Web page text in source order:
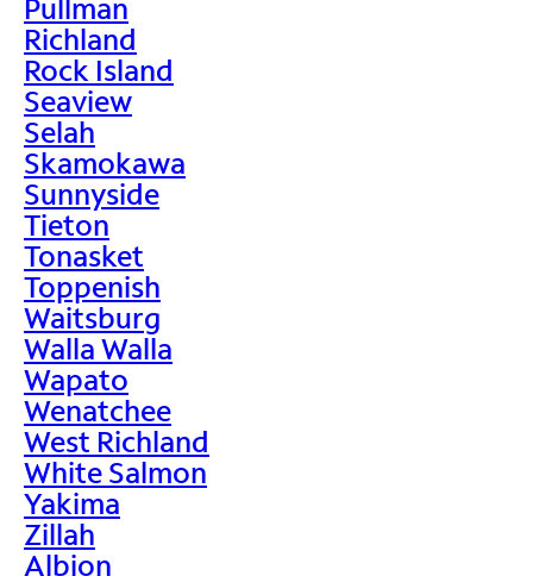
Pullman
Richland
Rock Island
Seaview
Selah
Skamokawa
Sunnyside
Tieton
Tonasket
Toppenish
Waitsburg
Walla Walla
Wapato
Wenatchee
West Richland
White Salmon
Yakima
Zillah
Albion